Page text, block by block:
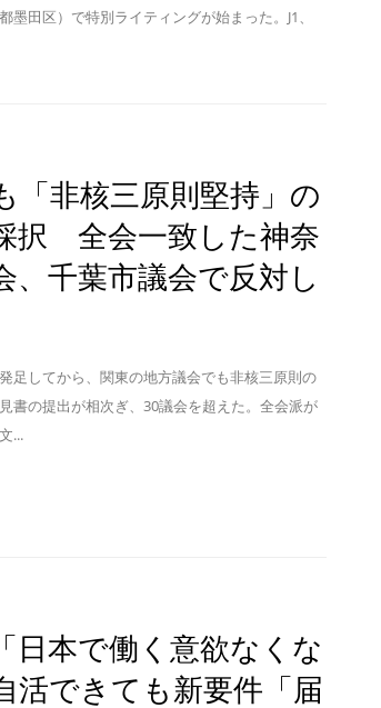
墨田区）で特別ライティングが始まった。J1、
「非核三原則堅持」の
択 全会一致した神奈
、千葉市議会で反対し
足してから、関東の地方議会でも非核三原則の
書の提出が相次ぎ、30議会を超えた。全会派が
...
日本で働く意欲なくな
できても新要件「届